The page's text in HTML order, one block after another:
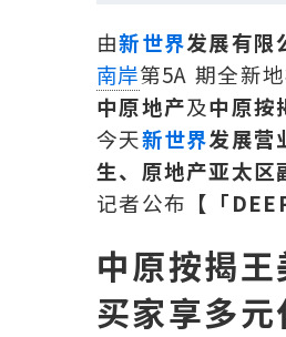
由新世界发展有限
南岸第5A 期全新
中原地产及中原按
今天新世界发展营
生、原地产亚太区
记者公布 【「
中原按揭
买家享多